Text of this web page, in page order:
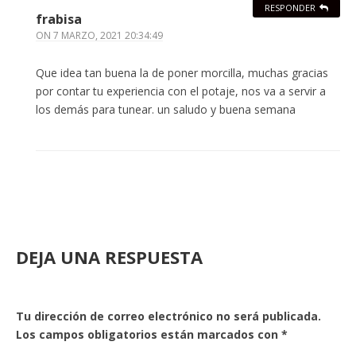
frabisa
ON 7 MARZO, 2021 20:34:49
Que idea tan buena la de poner morcilla, muchas gracias
por contar tu experiencia con el potaje, nos va a servir a
los demás para tunear. un saludo y buena semana
RESPONDER
DEJA UNA RESPUESTA
Tu dirección de correo electrónico no será publicada.
Los campos obligatorios están marcados con *